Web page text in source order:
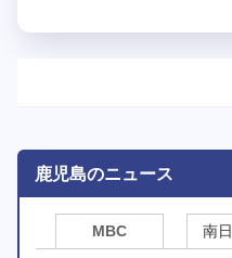
鹿児島のニュース
MBC 南